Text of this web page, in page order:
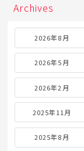
Archives
2026年8月
2026年5月
2026年2月
2025年11月
2025年8月